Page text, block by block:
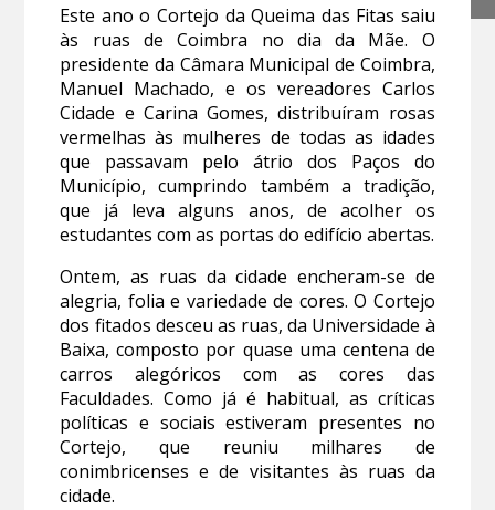
Este ano o Cortejo da Queima das Fitas saiu
às ruas de Coimbra no dia da Mãe. O
presidente da Câmara Municipal de Coimbra,
Manuel Machado, e os vereadores Carlos
Cidade e Carina Gomes, distribuíram rosas
vermelhas às mulheres de todas as idades
que passavam pelo átrio dos Paços do
Município, cumprindo também a tradição,
que já leva alguns anos, de acolher os
estudantes com as portas do edifício abertas.
Ontem, as ruas da cidade encheram-se de
alegria, folia e variedade de cores. O Cortejo
dos fitados desceu as ruas, da Universidade à
Baixa, composto por quase uma centena de
carros alegóricos com as cores das
Faculdades. Como já é habitual, as críticas
políticas e sociais estiveram presentes no
Cortejo, que reuniu milhares de
conimbricenses e de visitantes às ruas da
cidade.